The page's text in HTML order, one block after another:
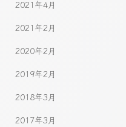
2021年4月
2021年2月
2020年2月
2019年2月
2018年3月
2017年3月